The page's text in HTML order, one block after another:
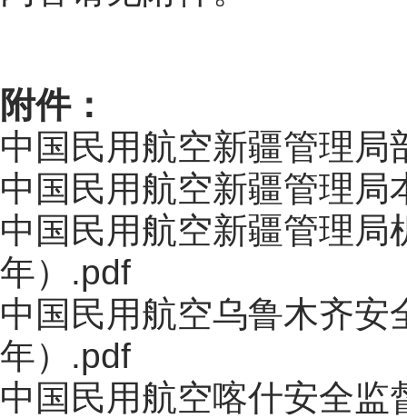
附件：
中国民用航空新疆管理
中国民用航空新疆管理
中国民用航空新疆管理
年）.pdf
中国民用航空乌鲁木齐
年）.pdf
中国民用航空喀什安全